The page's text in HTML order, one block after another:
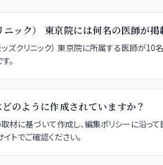
ック） 東京院には何名の医師が掲
クリニック） 東京院に所属する医師が10名
。
のように作成されていますか？
材に基づいて作成し、編集ポリシーに沿っ
トでご確認ください。